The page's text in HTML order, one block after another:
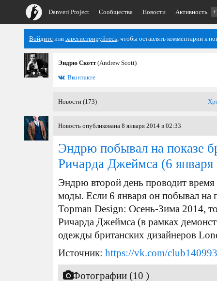
Danveri Project Сообщества Новости Активность
Войдите или зарегистрируйтесь, чтобы оставлять комментарии к
Эндрю Скотт(Andrew Scott)
Вконтакте
Новости (173)
Новость опубликована 8 января 2014 в 02:33
Эндрю побывал на показе
Ричарда Джеймса (6
Эндрю второй день проводит время
моды. Если 6 января он побывал на
Topman Design: Осень-Зима 2014,
Ричарда Джеймса (в рамках
одежды британских дизайнеров
Источник: https://vk.com/
Фотографии (10 )